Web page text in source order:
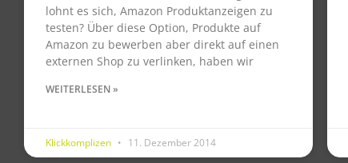
lohnt es sich, Amazon Produktanzeigen zu
testen? Über diese Option, Produkte auf
Amazon zu bewerben aber direkt auf einen
externen Shop zu verlinken, haben wir
WEITERLESEN »
Klickkomplizen 11. Dezember 2014